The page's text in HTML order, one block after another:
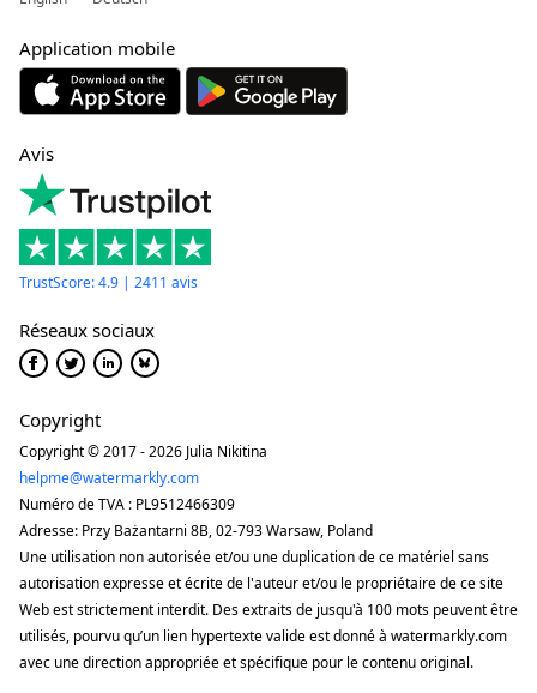
Application mobile
Avis
TrustScore: 4.9 | 2411 avis
Réseaux sociaux
Copyright
Copyright © 2017 - 2026 Julia Nikitina
helpme@watermarkly.com
Numéro de TVA : PL9512466309
Adresse: Przy Bażantarni 8B, 02-793 Warsaw, Poland
Une utilisation non autorisée et/ou une duplication de ce matériel sans
autorisation expresse et écrite de l'auteur et/ou le propriétaire de ce site
Web est strictement interdit. Des extraits de jusqu'à 100 mots peuvent être
utilisés, pourvu qu’un lien hypertexte valide est donné à watermarkly.com
avec une direction appropriée et spécifique pour le contenu original.